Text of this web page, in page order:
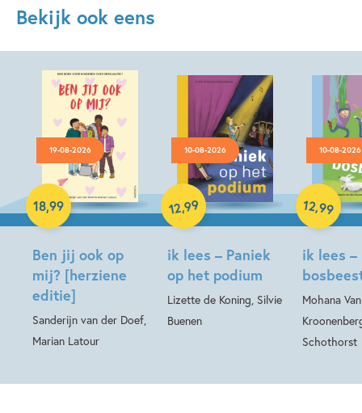
Bekijk ook eens
19-08-2026
Ben jij ook op
mij? [herziene
editie]
Sanderijn van der Doef,
Marian Latour
18,99
Hardcover
10-08-2026
ik lees – Paniek
op het podium
Lizette de Koning, Silvie
Buenen
12,99
Hardcover
10-08-2026
ik lees –
Mohana
Schothorst
12,99
Hardcover